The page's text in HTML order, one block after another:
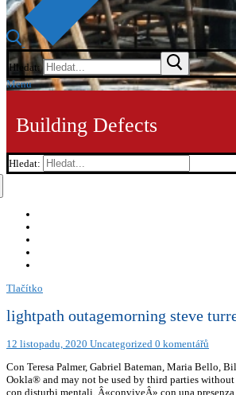
Hledat:
Menu
Building Defects
Hledat:
Tlačítko
lightpath outagemorning steve
12 listopadu, 2020 Uncategorized 0 komentářů
Con Teresa Palmer, Gabriel Bateman, Maria Bello,
Ookla® and may not be used by third parties
con disturbi mentali, Â«conviveÂ» con una